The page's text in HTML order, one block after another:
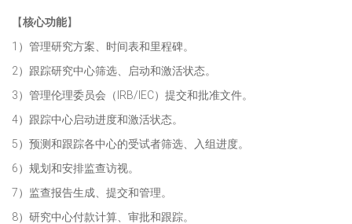
【核心功能】
1）管理研究方案、时间表和里程碑。
2）跟踪研究中心筛选、启动和激活状态。
3）管理伦理委员会（IRB/IEC）提交和批准文件。
4）跟踪中心启动进度和激活状态。
5）预测和跟踪各中心的受试者筛选、入组进度。
6）规划和安排监查访视。
7）监查报告生成、提交和管理。
8）研究中心付款计算、审批和跟踪。